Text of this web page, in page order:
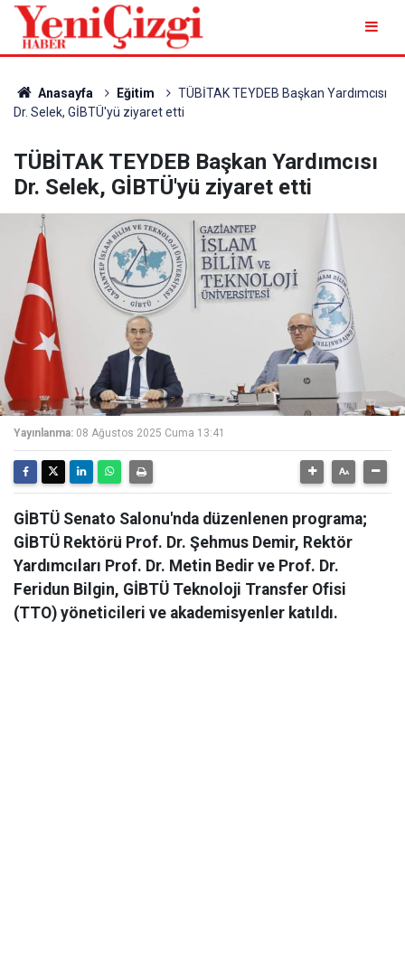
Anasayfa Eğitim
TÜBİTAK TEYDEB Başkan Yardımcısı
Dr. Selek, GİBTÜ'yü ziyaret etti
TÜBİTAK TEYDEB Başkan Yardımcısı
Dr. Selek, GİBTÜ'yü ziyaret etti
Yayınlanma: 08 Ağustos 2025 Cuma 13:41
GİBTÜ Senato Salonu'nda düzenlenen programa;
GİBTÜ Rektörü Prof. Dr. Şehmus Demir, Rektör
Yardımcıları Prof. Dr. Metin Bedir ve Prof. Dr.
Feridun Bilgin, GİBTÜ Teknoloji Transfer Ofisi
(TTO) yöneticileri ve akademisyenler katıldı.